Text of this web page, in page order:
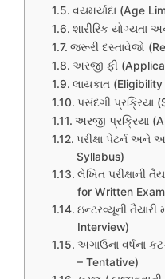
વયમર્યાદા (Age
શારીરિક યોગ્યતા
જરૂરી દસ્તાવેજો
અરજી ફી
લાયકાત
પસંદગી પ્રક્રિયા
અરજી પ્રક્રિયા
પરીક્ષા પેટર્ન અને
Syllabus)
લેખિત પરીક્ષાની
for Written
ઇન્ટરવ્યૂની તૈયારી
Interview)
અગાઉના વર્ષના
– Tentative)